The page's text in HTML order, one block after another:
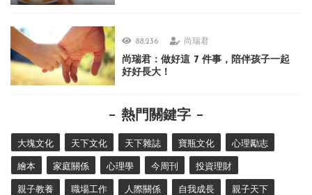
88,236 尚瑞君
尚瑞君：做好這 7 件事，陪伴孩子一起
好好長大！
熱門關鍵字
大塊文化 天下文化 天下雜誌 寶瓶文化 心理勵志
繪本 家庭關係 心理學 今周刊 投資理財
親子教養 職場工作 人際關係 自我成長 親子天下